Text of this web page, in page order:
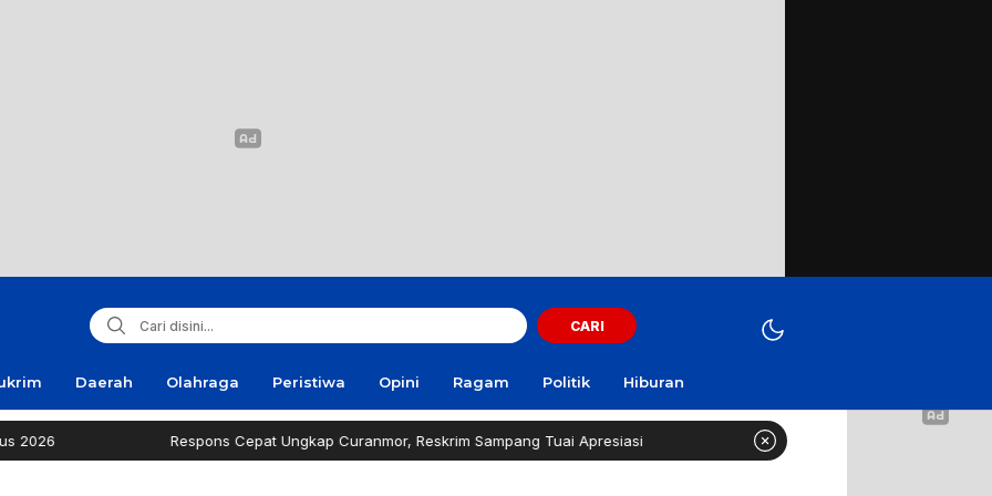
CARI
Daerah Olahraga Peristiwa Opini Ragam Politik Hiburan
Respons Cepat Ungkap Curanmor, Reskrim Sampang Tuai Apresiasi Curi Motor! Dua Warga Batuporo Sampang